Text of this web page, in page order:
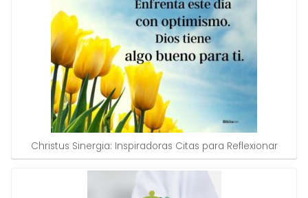
Christus Sinergia: Inspiradoras Citas para Reflexionar